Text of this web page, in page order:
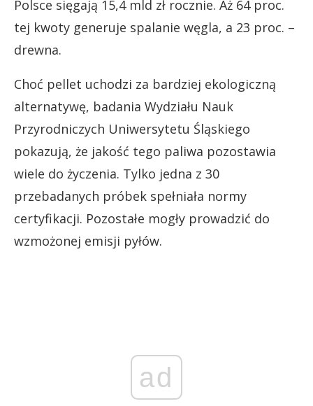
Polsce sięgają 15,4 mld zł rocznie. Aż 64 proc.
tej kwoty generuje spalanie węgla, a 23 proc. –
drewna.
Choć pellet uchodzi za bardziej ekologiczną
alternatywę, badania Wydziału Nauk
Przyrodniczych Uniwersytetu Śląskiego
pokazują, że jakość tego paliwa pozostawia
wiele do życzenia. Tylko jedna z 30
przebadanych próbek spełniała normy
certyfikacji. Pozostałe mogły prowadzić do
wzmożonej emisji pyłów.
ad